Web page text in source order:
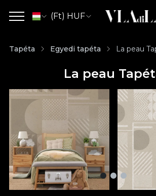
(Ft) HUF
Tapéta Egyedi tapéta La peau
La peau